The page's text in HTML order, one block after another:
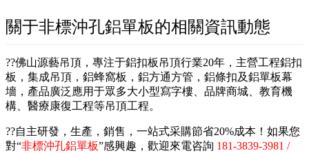
關于非標沖孔鋁單板的相關資訊動態
??佛山源藝吊頂，專注于鋁扣板吊頂行業20年，主營工程鋁扣
板，集成吊頂，鋁蜂窩板，鋁方通方管，鋁條扣及鋁單板幕
墻，產品廣泛應用于眾多大小型寫字樓、品牌商城、教育機
構、醫療康復工程等吊頂工程。
??自主研發，生產，銷售，一站式采購節省20%成本！如果您
對“非標沖孔鋁單板”感興趣，歡迎來電咨詢 181-3839-3981 /